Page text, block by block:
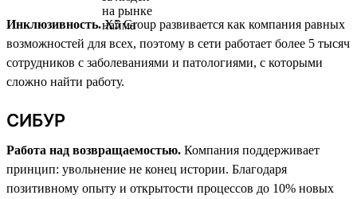
Инклюзивность.X5 Group развивается как компания равных
возможностей для всех, поэтому в сети работает более 5 тысяч
сотрудников с заболеваниями и патологиями, с которыми
сложно найти работу.
СИБУР
Работа над возвращаемостью. Компания поддерживает
принцип: увольнение не конец истории. Благодаря
позитивному опыту и открытости процессов до 10% новых